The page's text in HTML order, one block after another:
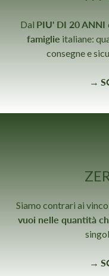
Dal PIU' DI 20 ANNI
famiglie italiane:
consegne e
→
Siamo contrari ai
vuoi nelle quantità
→